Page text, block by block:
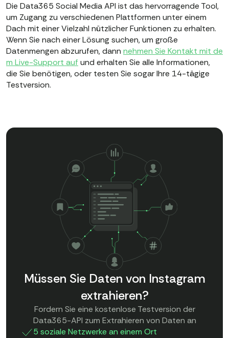
Die Data365 Social Media API ist das hervorragende Tool,
um Zugang zu verschiedenen Plattformen unter einem
Dach mit einer Vielzahl nützlicher Funktionen zu erhalten.
Wenn Sie nach einer Lösung suchen, um große
Datenmengen abzurufen, dann nehmen Sie Kontakt mit de
m Live-Support auf und erhalten Sie alle Informationen,
die Sie benötigen, oder testen Sie sogar Ihre 14-tägige
Testversion.
Müssen Sie Daten von Instagram
extrahieren?
Fordern Sie eine kostenlose Testversion der
Data365-API zum Extrahieren von Daten an
5 soziale Netzwerke an einem Ort